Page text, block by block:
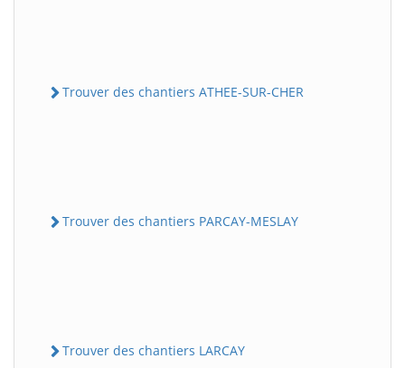
Trouver des chantiers ATHEE-SUR-CHER
Trouver des chantiers PARCAY-MESLAY
Trouver des chantiers LARCAY